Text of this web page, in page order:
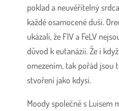
poklad a neuvěřitelný
každé osamocené duši.
ukázali, že FIV a FeLV
důvod k eutanázii. Že i
omezením, tak pořád jsou
stvoření jako kdysi.
Moody společně s Luisem